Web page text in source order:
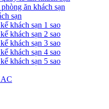
ăn khách sạn
sạn
khách sạn 1 sao
khách sạn 2 sao
khách sạn 3 sao
khách sạn 4 sao
khách sạn 5 sao